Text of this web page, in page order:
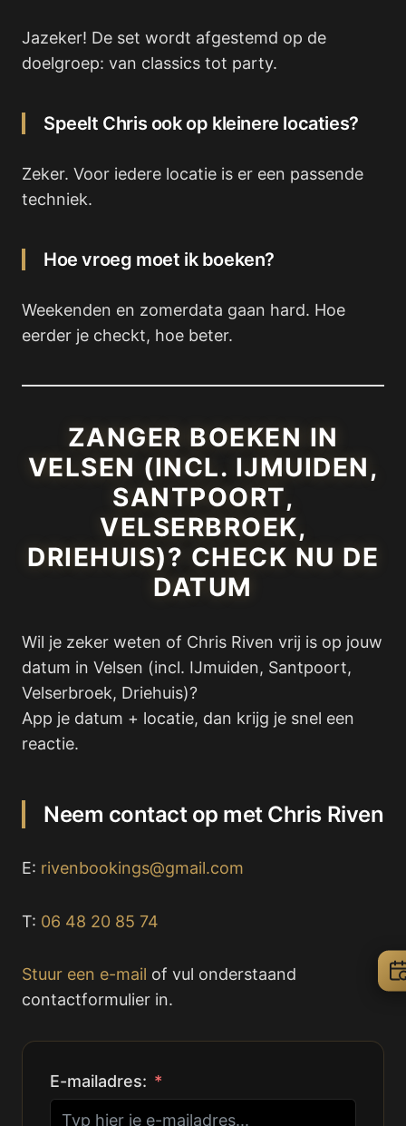
Jazeker! De set wordt afgestemd op de
doelgroep: van classics tot party.
Speelt Chris ook op kleinere locaties?
Zeker. Voor iedere locatie is er een passende
techniek.
Hoe vroeg moet ik boeken?
Weekenden en zomerdata gaan hard. Hoe
eerder je checkt, hoe beter.
ZANGER BOEKEN IN
VELSEN (INCL. IJMUIDEN,
SANTPOORT,
VELSERBROEK,
DRIEHUIS)? CHECK NU DE
DATUM
Wil je zeker weten of Chris Riven vrij is op jouw
datum in Velsen (incl. IJmuiden, Santpoort,
Velserbroek, Driehuis)?
App je datum + locatie, dan krijg je snel een
reactie.
Neem contact op met Chris Riven
E: rivenbookings@gmail.com
T: 06 48 20 85 74
Stuur een e-mail of vul onderstaand
contactformulier in.
E-mailadres: